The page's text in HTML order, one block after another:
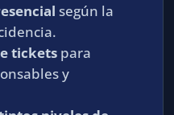
según la
tickets para
y